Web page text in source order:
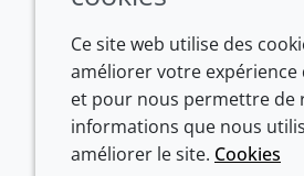
Ce site web utilise des
améliorer votre expérience
et pour nous permettre de
informations que nous
améliorer le site. Cookies